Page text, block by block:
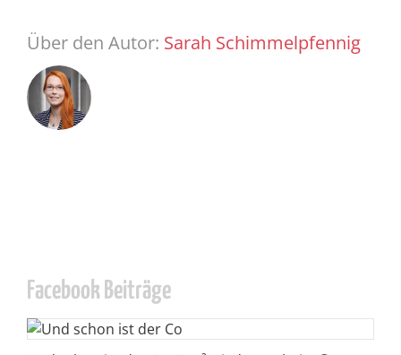
Über den Autor: Sarah Schimmelpfennig
Facebook Beiträge